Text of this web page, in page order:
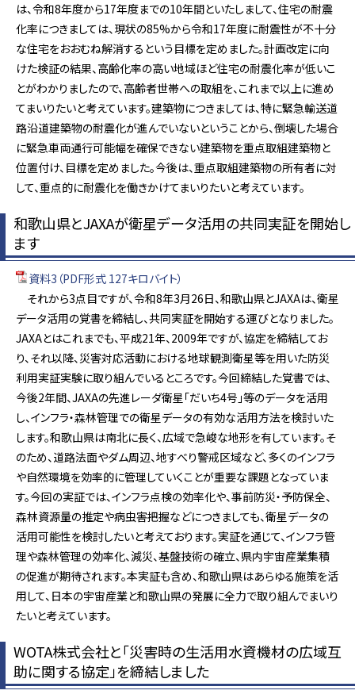
は、令和8年度から17年度までの10年間といたしまして、住宅の耐震
化率につきましては、現状の85%から令和17年度に耐震性が不十分
な住宅をおおむね解消するという目標を定めました。計画改定に向
けた検証の結果、高齢化率の高い地域ほど住宅の耐震化率が低いこ
とがわかりましたので、高齢者世帯への取組を、これまで以上に進め
てまいりたいと考えています。建築物につきましては、特に緊急輸送道
路沿道建築物の耐震化が進んでいないということから、倒壊した場合
に緊急車両通行可能幅を確保できない建築物を重点取組建築物と
位置付け、目標を定めました。今後は、重点取組建築物の所有者に対
して、重点的に耐震化を働きかけてまいりたいと考えています。
和歌山県とJAXAが衛星データ活用の共同実証を開始し
ます
資料3（PDF形式 127キロバイト）
それから3点目ですが、令和8年3月26日、和歌山県とJAXAは、衛星
データ活用の覚書を締結し、共同実証を開始する運びとなりました。
JAXAとはこれまでも、平成21年、2009年ですが、協定を締結してお
り、それ以降、災害対応活動における地球観測衛星等を用いた防災
利用実証実験に取り組んでいるところです。今回締結した覚書では、
今後2年間、JAXAの先進レーダ衛星「だいち4号」等のデータを活用
し、インフラ・森林管理での衛星データの有効な活用方法を検討いた
します。和歌山県は南北に長く、広域で急峻な地形を有しています。そ
のため、道路法面やダム周辺、地すべり警戒区域など、多くのインフラ
や自然環境を効率的に管理していくことが重要な課題となっていま
す。今回の実証では、インフラ点検の効率化や、事前防災・予防保全、
森林資源量の推定や病虫害把握などにつきましても、衛星データの
活用可能性を検討したいと考えております。実証を通じて、インフラ管
理や森林管理の効率化、減災、基盤技術の確立、県内宇宙産業集積
の促進が期待されます。本実証も含め、和歌山県はあらゆる施策を活
用して、日本の宇宙産業と和歌山県の発展に全力で取り組んでまいり
たいと考えています。
WOTA株式会社と「災害時の生活用水資機材の広域互
助に関する協定」を締結しました